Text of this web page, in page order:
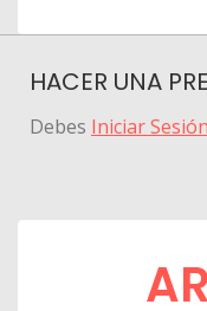
HACER UNA
Debes Iniciar Sesión